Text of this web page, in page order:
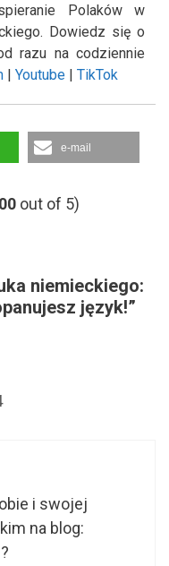
Polaków w
Dowiedz się o
razu na codziennie
| Youtube | TikTok
e-mail
out of 5)
niemieckiego:
język!”
i swojej
na blog:
?